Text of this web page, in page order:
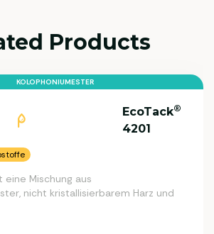
Products
KOLOPHONIUMESTER
EcoTack®
4201
eine Mischung aus
nicht kristallisierbarem Harz und